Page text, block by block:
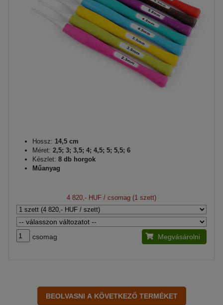
Hossz: 14,5 cm
Méret: 2,5; 3; 3,5; 4; 4,5; 5; 5,5; 6
Készlet: 8 db horgok
Műanyag
4 820,- HUF / csomag (1 szett)
csomag Megvásárolni